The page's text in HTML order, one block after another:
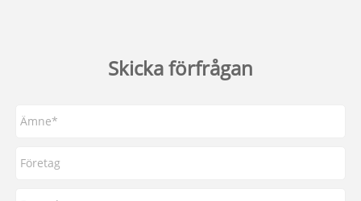
Skicka förfrågan